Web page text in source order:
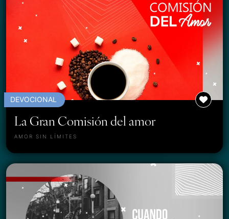
DEVOCIONAL
La Gran Comisión del amor
AMOR SIN LÍMITES